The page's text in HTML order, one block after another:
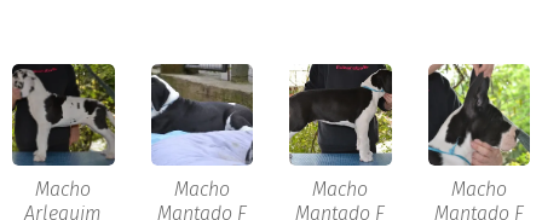
Macho
Arlequim
Macho
Mantado F
Macho
Mantado F
Macho
Mantado F